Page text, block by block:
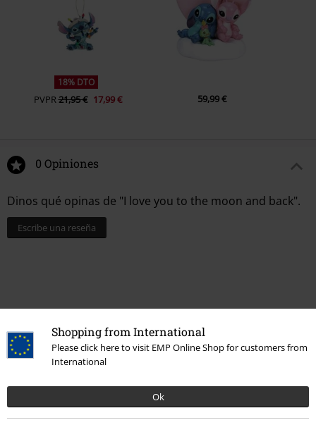
Shopping from International
Please click here to visit EMP Online Shop for customers from
International
Ok
18% DTO
PVPR21,95 € 17,99 € 59,99 €
0 Opiniones
Dinos qué opinas de "I love you to the moon and back".
Escribe una reseña
Última visita